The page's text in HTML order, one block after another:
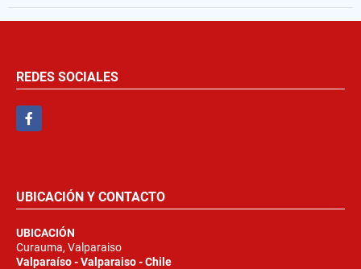
REDES SOCIALES
Facebook
UBICACIÓN Y CONTACTO
UBICACIÓN
Curauma, Valparaiso
Valparaíso - Valparaiso - Chile